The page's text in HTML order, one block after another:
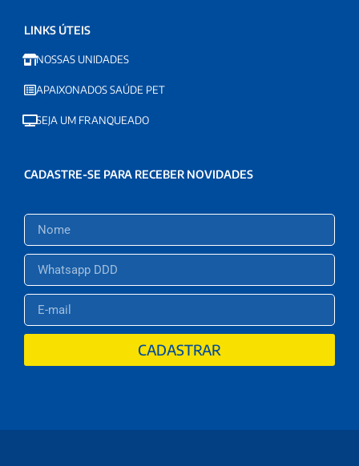
LINKS ÚTEIS
NOSSAS UNIDADES
APAIXONADOS SAÚDE PET
SEJA UM FRANQUEADO
CADASTRE-SE PARA RECEBER NOVIDADES
CADASTRAR